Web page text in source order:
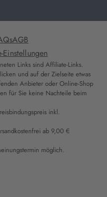
AGB
Einstellungen
Links sind Affiliate-Links.
und auf der Zielseite etwas
Anbieter oder Online-Shop
für Sie keine Nachteile beim
inkl.
ab 9,00 €
möglich.